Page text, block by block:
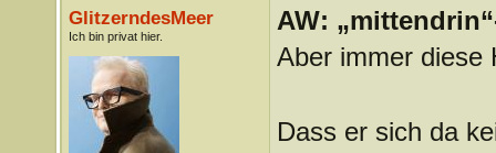
GlitzerndesMeer
Ich bin privat hier.
AW:
Aber immer diese
Dass er sich da